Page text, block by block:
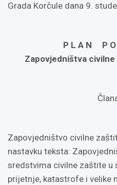
Grada Korčule dana 9.
P L A N P O
Zapovjedništva
Zapovjedništvo civilne
nastavku teksta:
sredstvima civilne zaštite u
prijetnje, katastrofe i velike